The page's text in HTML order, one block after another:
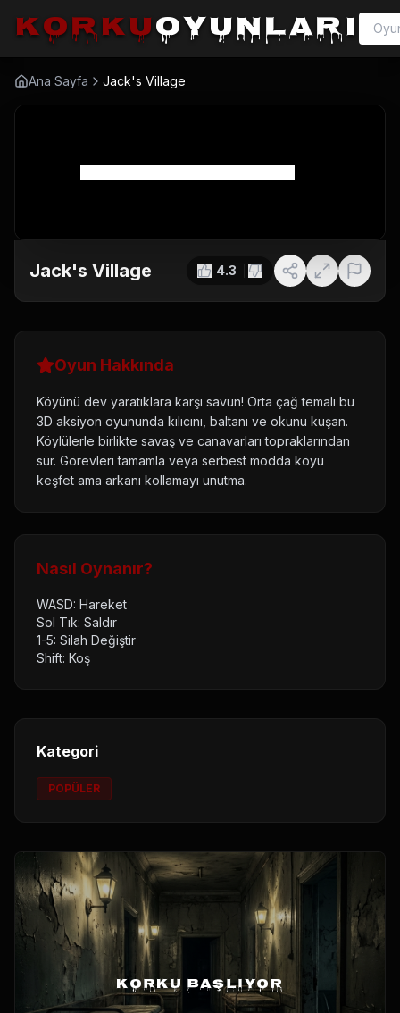
korkuoyunları
Ana Sayfa Jack's Village
Jack's Village 4.3
Oyun Hakkında
Köyünü dev yaratıklara karşı savun! Orta çağ temalı bu
3D aksiyon oyununda kılıcını, baltanı ve okunu kuşan.
Köylülerle birlikte savaş ve canavarları topraklarından
sür. Görevleri tamamla veya serbest modda köyü
keşfet ama arkanı kollamayı unutma.
Nasıl Oynanır?
WASD: Hareket
Sol Tık: Saldır
1-5: Silah Değiştir
Shift: Koş
Kategori
POPÜLER
KORKU BAŞLIYOR